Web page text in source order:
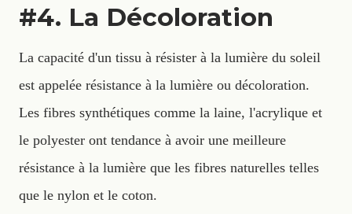
#4. La Décoloration
La capacité d'un tissu à résister à la lumière du soleil
est appelée résistance à la lumière ou décoloration.
Les fibres synthétiques comme la laine, l'acrylique et
le polyester ont tendance à avoir une meilleure
résistance à la lumière que les fibres naturelles telles
que le nylon et le coton.